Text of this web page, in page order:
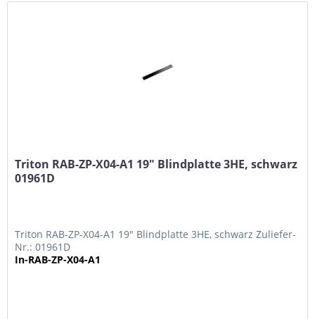
Triton RAB-ZP-X04-A1 19" Blindplatte 3HE, schwarz
01961D
Triton RAB-ZP-X04-A1 19" Blindplatte 3HE, schwarz Zuliefer-
Nr.: 01961D
In-RAB-ZP-X04-A1